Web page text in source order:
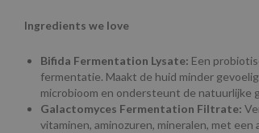
Ingredients we love
Bifida Fermentation Lysate: Een
fermentatie. Maakt de huid minder
microbioom en ondersteunt de natuurlijke
Galactomyces Fermentation Filtrate:
vitaminen, aminozuren, mineralen, met